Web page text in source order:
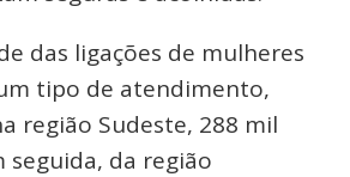
das ligações de mulheres
tipo de atendimento,
região Sudeste, 288 mil
seguida, da região